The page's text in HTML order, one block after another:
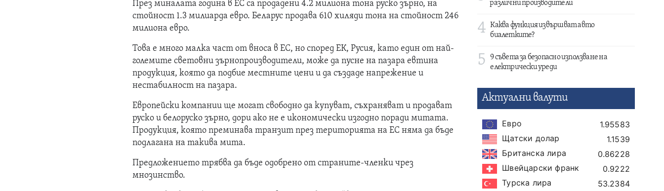
През миналата година в ЕС са продадени 4.2 милиона тона руско зърно, на
стойност 1.3 милиарда евро. Беларус продава 610 хиляди тона на стойност 246
милиона евро.
Това е много малка част от вноса в ЕС, но според ЕК, Русия, като един от най-
големите световни зърнопроизводители, може да пусне на пазара евтина
продукция, която да подбие местните цени и да създаде напрежение и
нестабилност на пазара.
Европейски компании ще могат свободно да купуват, съхраняват и продават
руско и белоруско зърно, дори ако не е икономически изгодно поради митата.
Продукция, която преминава транзит през територията на ЕС няма да бъде
подлагана на такива мита.
Предложението трябва да бъде одобрено от страните-членки чрез
мнозинство.
различни производители
4 Каква функция извършват авто
биалетките?
5
9 съвета за безопасно използване на
електрически уреди
Актуални валути
Евро
1.95583
Щатски долар
1.1539
Британска лира
0.86228
Швейцарски франк
0.9222
Турска лира
53.2384